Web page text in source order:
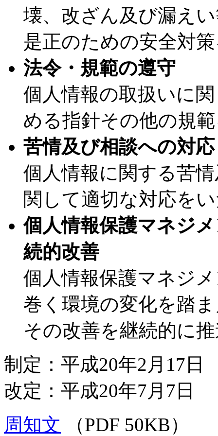
壊、改ざん及び漏え
是正のための安全対
法令・規範の遵守
個人情報の取扱いに
める指針その他の規
苦情及び相談への対応
個人情報に関する苦
関して適切な対応を
個人情報保護マネジ
続的改善
個人情報保護マネジ
巻く環境の変化を踏
その改善を継続的に
制定：平成20年2月17日
改定：平成20年7月7日
周知文 （PDF 50KB）